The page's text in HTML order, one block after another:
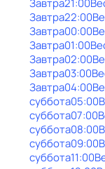
Завтра21:00
Завтра22:00
Завтра00:00
Завтра01:00
Завтра02:00
Завтра03:00
Завтра04:00
суббота05:00
суббота07:00
суббота08:00
суббота09:00
суббота11:00